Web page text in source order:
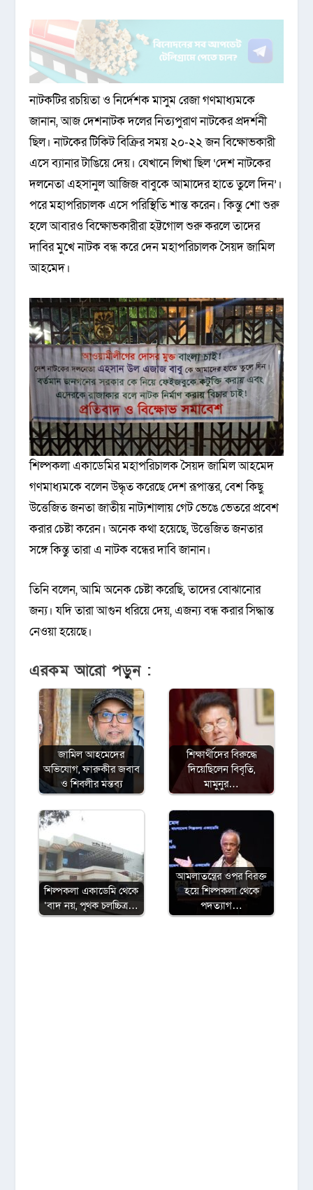
নাটকটির রচয়িতা ও নির্দেশক মাসুম রেজা গণমাধ্যমকে
জানান, আজ দেশনাটক দলের নিত্যপুরাণ নাটকের প্রদর্শনী
ছিল। নাটকের টিকিট বিক্রির সময় ২০-২২ জন বিক্ষোভকারী
এসে ব্যানার টাঙিয়ে দেয়। যেখানে লিখা ছিল ‘দেশ নাটকের
দলনেতা এহসানুল আজিজ বাবুকে আমাদের হাতে তুলে দিন’।
পরে মহাপরিচালক এসে পরিস্থিতি শান্ত করেন। কিন্তু শো শুরু
হলে আবারও বিক্ষোভকারীরা হট্টগোল শুরু করলে তাদের
দাবির মুখে নাটক বন্ধ করে দেন মহাপরিচালক সৈয়দ জামিল
আহমেদ।
শিল্পকলা একাডেমির মহাপরিচালক সৈয়দ জামিল আহমেদ
গণমাধ্যমকে বলেন উদ্ধৃত করেছে দেশ রূপান্তর, বেশ কিছু
উত্তেজিত জনতা জাতীয় নাট্যশালায় গেট ভেঙে ভেতরে প্রবেশ
করার চেষ্টা করেন। অনেক কথা হয়েছে, উত্তেজিত জনতার
সঙ্গে কিন্তু তারা এ নাটক বন্ধের দাবি জানান।
তিনি বলেন, আমি অনেক চেষ্টা করেছি, তাদের বোঝানোর
জন্য। যদি তারা আগুন ধরিয়ে দেয়, এজন্য বন্ধ করার সিদ্ধান্ত
নেওয়া হয়েছে।
এরকম আরো পড়ুন :
জামিল আহমেদের
অভিযোগ, ফারুকীর জবাব
ও শিবলীর মন্তব্য
শিক্ষার্থীদের বিরুদ্ধে
দিয়েছিলেন বিবৃতি,
মামুনুর…
শিল্পকলা একাডেমি থেকে
‘বাদ নয়, পৃথক চলচ্চিত্র…
আমলাতন্ত্রের ওপর বিরক্ত
হয়ে শিল্পকলা থেকে
পদত্যাগ…